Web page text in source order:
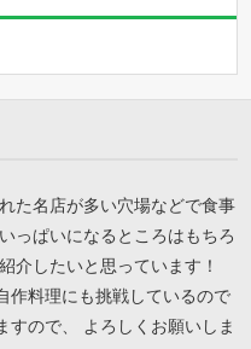
た名店が多い穴場などで食事
っぱいになるところはもちろ
介したいと思っています！
作料理にも挑戦しているので
すので、 よろしくお願いしま